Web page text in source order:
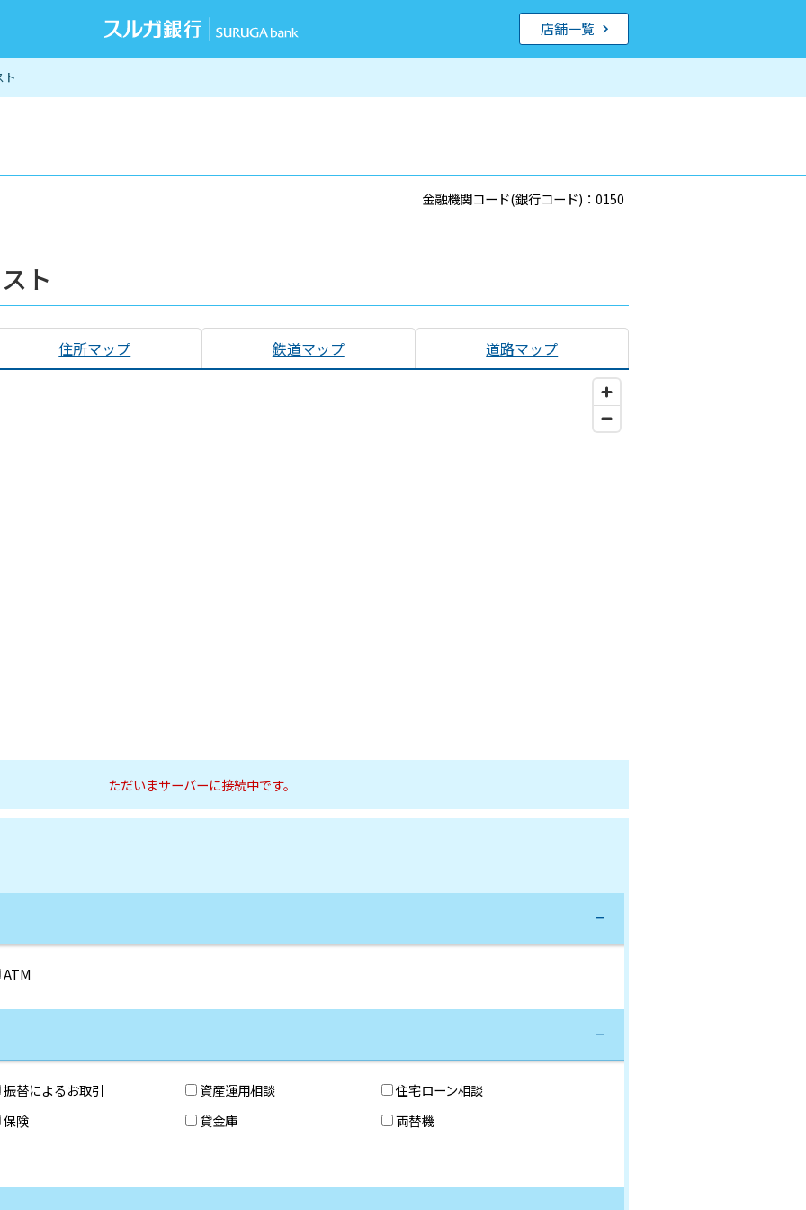
ト
店舗一覧
金融機関コード(銀行コード)：0150
ト
住所マップ 鉄道マップ 道路マップ
ただいまサーバーに接続中です。
ATM
振替によるお取引 資産運用相談
住宅ローン相談
保険 貸金庫
両替機